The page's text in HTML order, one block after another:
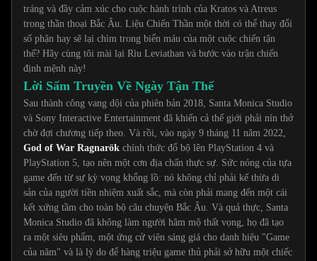
tráng và đầy cảm xúc cho cuộc hành trình của Kratos và Atreus
trong thần thoại Bắc Âu. Liệu Chiến Thần một thời có thể thay đổi
số phận hay sẽ lại chìm trong biển máu của một cuộc chiến tận
thế? Hãy cùng tôi mài lại Rìu Leviathan và bước vào trận chiến
định mệnh này!
Lời Sấm Truyền Về Ngày Tận Thế
Sau thành công vang dội của phiên bản 2018, Santa Monica Studio
và Sony Interactive Entertainment đã khiến cả thế giới phải nín thở
chờ đợi chương tiếp theo. Và rồi, vào ngày 9 tháng 11 năm 2022,
God of War Ragnarök chính thức đổ bộ lên PlayStation 4 và
PlayStation 5, tạo nên một cơn địa chấn thực sự. Sức nóng của tựa
game đến từ sự kỳ vọng khổng lồ: nó không chỉ phải kế thừa di
sản của người tiền nhiệm xuất sắc, mà còn phải mang đến một cái
kết xứng tầm cho toàn bộ câu chuyện Bắc Âu. Và quả thực, Santa
Monica Studio đã không làm người hâm mộ thất vọng, họ đã tạo
ra một siêu phẩm, một ứng cử viên sáng giá cho danh hiệu "Game
của năm" và là lý do để hàng triệu game thủ phải sở hữu một chiếc